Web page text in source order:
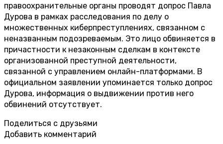
правоохранительные органы проводят допрос Павла
Дурова в рамках расследования по делу о
множественных киберпреступлениях, связанном с
неназванным подозреваемым. Это лицо обвиняется в
причастности к незаконным сделкам в контексте
организованной преступной деятельности,
связанной с управлением онлайн-платформами. В
официальном заявлении упоминается только допрос
Дурова, информация о выдвижении против него
обвинений отсутствует.
Поделиться с друзьями
Добавить комментарий